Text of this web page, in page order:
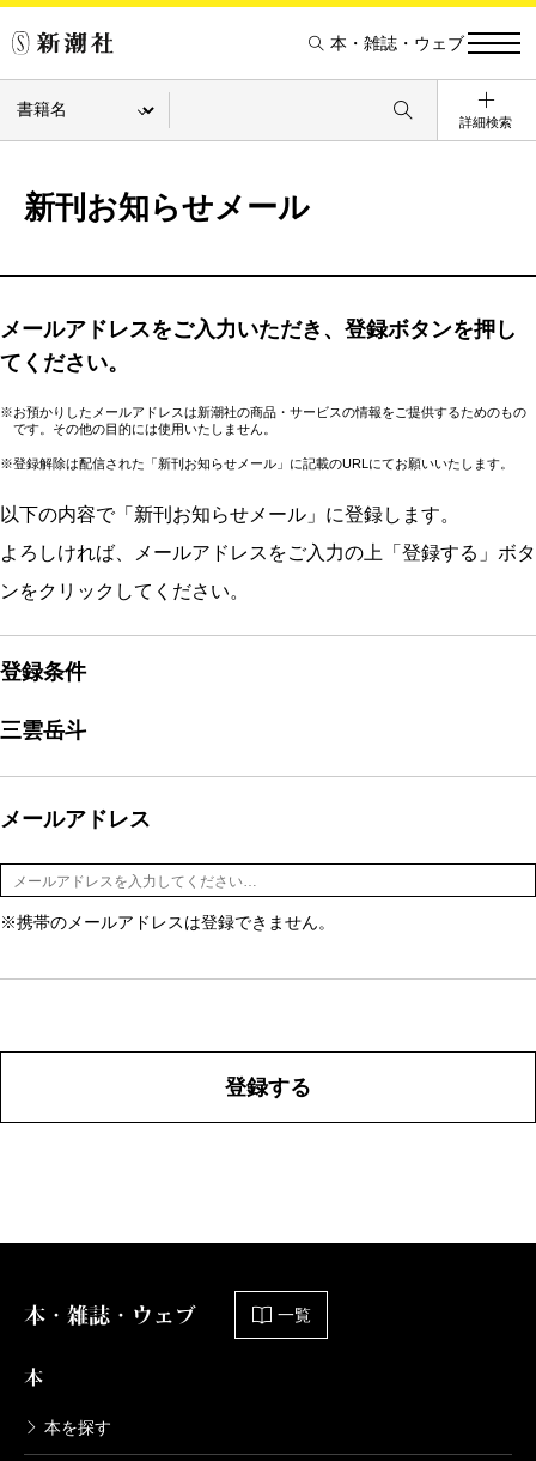
本・雑誌・ウェブ
詳細検索
新刊お知らせメール
メールアドレスをご入力いただき、登録ボタンを押し
てください。
※お預かりしたメールアドレスは新潮社の商品・サービスの情報をご提供するためのもの
です。その他の目的には使用いたしません。
※登録解除は配信された「新刊お知らせメール」に記載のURLにてお願いいたします。
以下の内容で「新刊お知らせメール」に登録します。
よろしければ、メールアドレスをご入力の上「登録する」ボタ
ンをクリックしてください。
登録条件
三雲岳斗
メールアドレス
※携帯のメールアドレスは登録できません。
登録する
本・雑誌・ウェブ 一覧
本
本を探す